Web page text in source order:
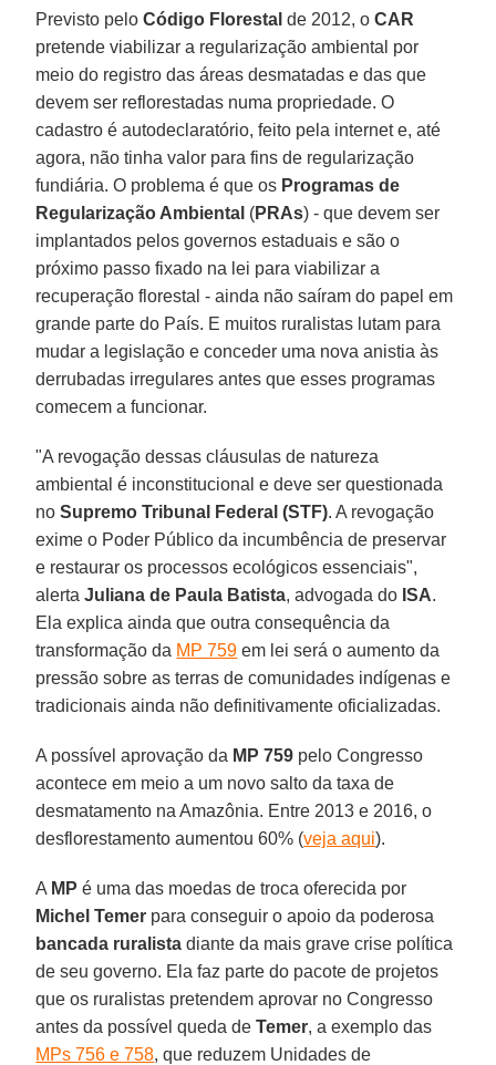
Previsto peloCódigo Florestal de 2012, oCAR
pretende viabilizar a regularização ambiental por
meio do registro das áreas desmatadas e das que
devem ser reflorestadas numa propriedade. O
cadastro é autodeclaratório, feito pela internet e, até
agora, não tinha valor para fins de regularização
fundiária. O problema é que os Programas de
Regularização Ambiental (PRAs) - que devem ser
implantados pelos governos estaduais e são o
próximo passo fixado na lei para viabilizar a
recuperação florestal - ainda não saíram do papel em
grande parte do País. E muitos ruralistas lutam para
mudar a legislação e conceder uma nova anistia às
derrubadas irregulares antes que esses programas
comecem a funcionar.
"A revogação dessas cláusulas de natureza
ambiental é inconstitucional e deve ser questionada
no Supremo Tribunal Federal (STF). A revogação
exime o Poder Público da incumbência de preservar
e restaurar os processos ecológicos essenciais",
alertaJuliana de Paula Batista, advogada do ISA.
Ela explica ainda que outra consequência da
transformação da MP 759 em lei será o aumento da
pressão sobre as terras de comunidades indígenas e
tradicionais ainda não definitivamente oficializadas.
A possível aprovação da MP 759 pelo Congresso
acontece em meio a um novo salto da taxa de
desmatamento na Amazônia. Entre 2013 e 2016, o
desflorestamento aumentou 60% (veja aqui).
A MP é uma das moedas de troca oferecida por
Michel Temer para conseguir o apoio da poderosa
bancada ruralista diante da mais grave crise política
de seu governo. Ela faz parte do pacote de projetos
que os ruralistas pretendem aprovar no Congresso
antes da possível queda deTemer, a exemplo das
MPs 756 e 758, que reduzem Unidades de